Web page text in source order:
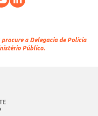
procure a Delegacia de Polícia
Público.